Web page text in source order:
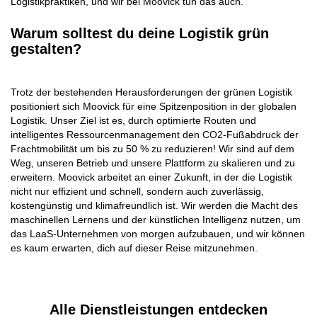
Warum solltest du deine Logistik grün
gestalten?
Trotz der bestehenden Herausforderungen der grünen Logistik
positioniert sich Moovick für eine Spitzenposition in der globalen
Logistik. Unser Ziel ist es, durch optimierte Routen und
intelligentes Ressourcenmanagement den CO2-Fußabdruck der
Frachtmobilität um bis zu 50 % zu reduzieren! Wir sind auf dem
Weg, unseren Betrieb und unsere Plattform zu skalieren und zu
erweitern. Moovick arbeitet an einer Zukunft, in der die Logistik
nicht nur effizient und schnell, sondern auch zuverlässig,
kostengünstig und klimafreundlich ist. Wir werden die Macht des
maschinellen Lernens und der künstlichen Intelligenz nutzen, um
das LaaS-Unternehmen von morgen aufzubauen, und wir können
es kaum erwarten, dich auf dieser Reise mitzunehmen.
Alle Dienstleistungen entdecken